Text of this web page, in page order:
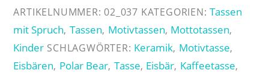
I
really
love
Polar
ARTIKELNUMMER: 02_037 KATEGORIEN:Tassen
mit Spruch, Tassen, Motivtassen, Mottotassen,
Kinder SCHLAGWÖRTER: Keramik, Motivtasse,
Eisbären, Polar Bear, Tasse, Eisbär, Kaffeetasse,